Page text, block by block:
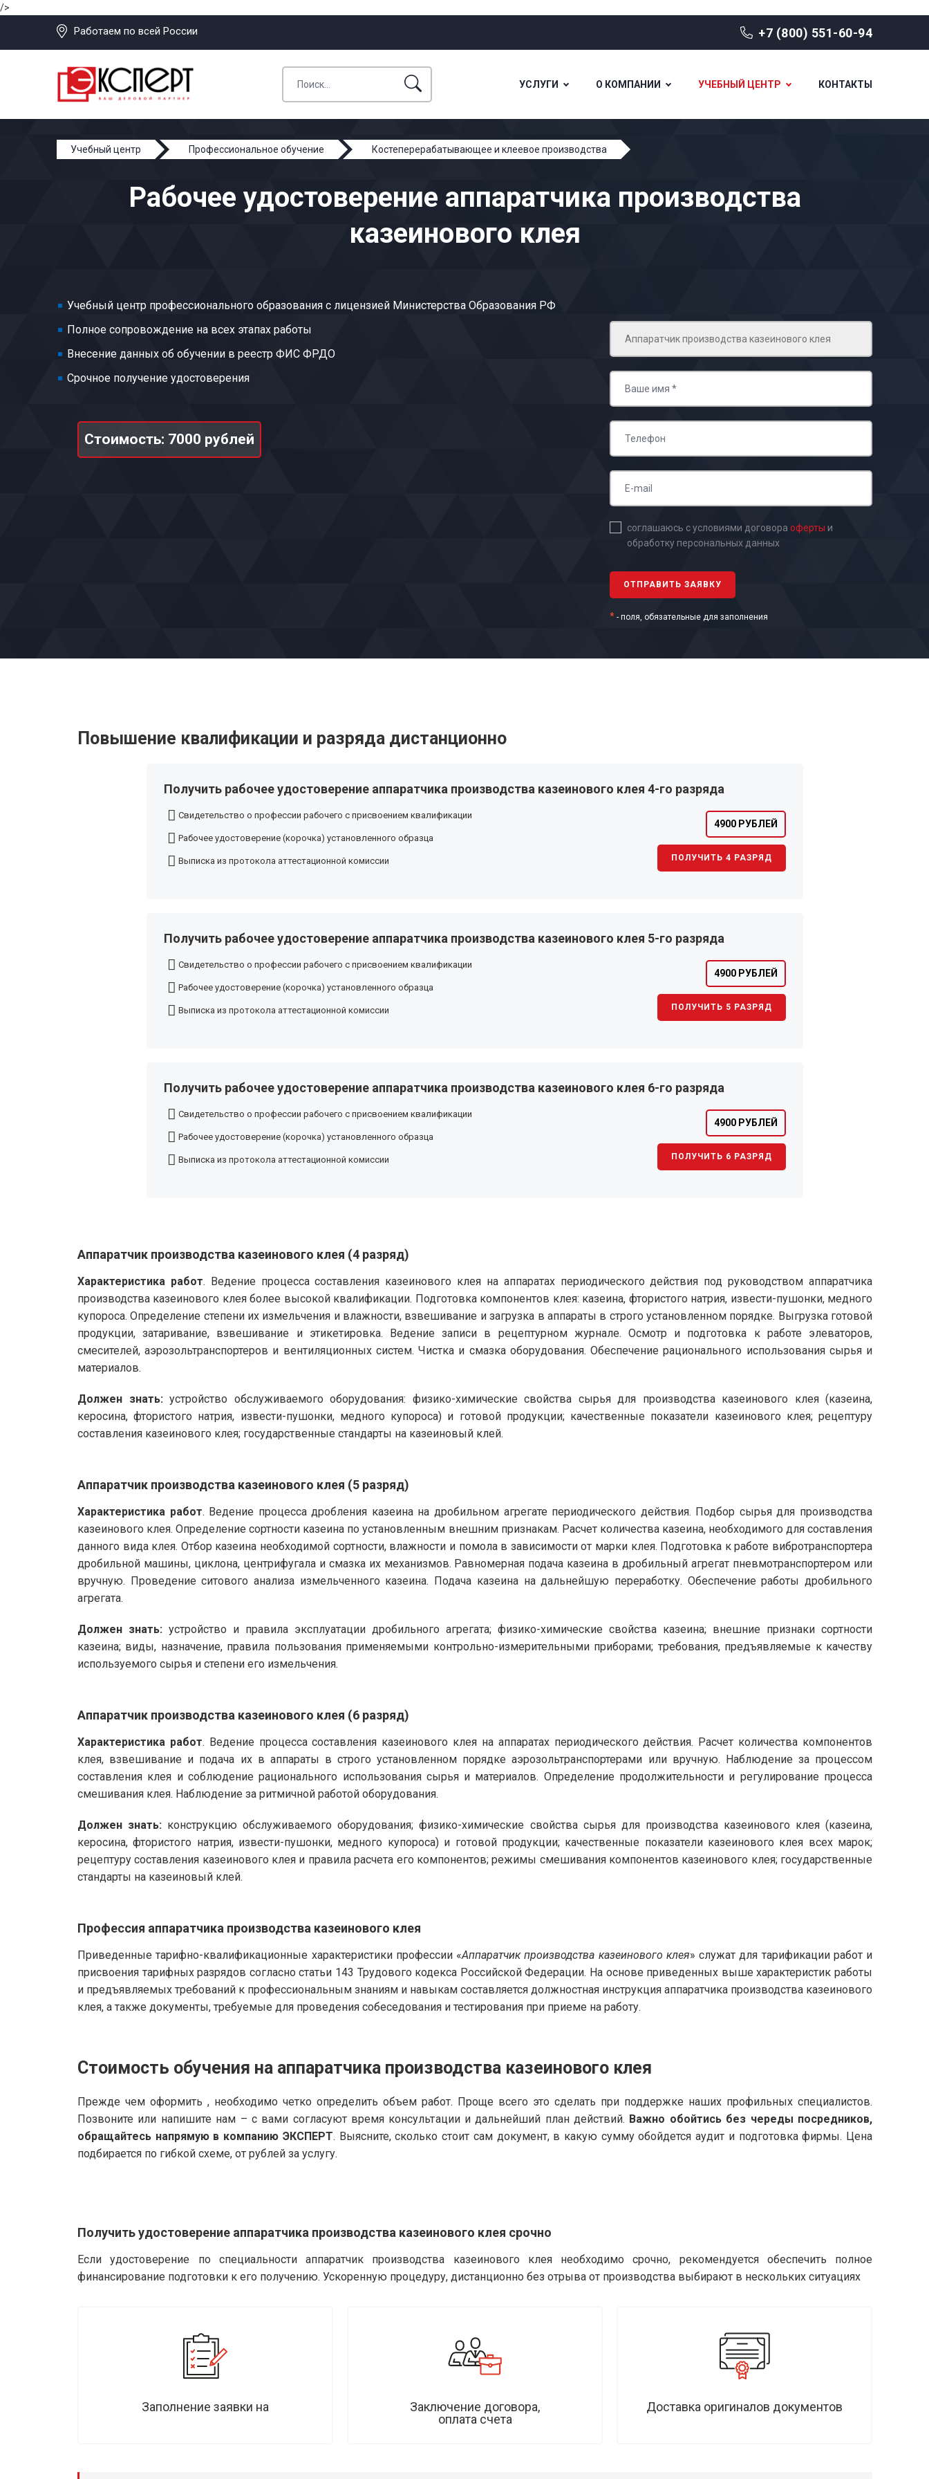
/>
Работаем по всей России +7 (800) 551-60-94
УСЛУГИ О КОМПАНИИ УЧЕБНЫЙ ЦЕНТР КОНТАКТЫ
Учебный центр Профессиональное обучение
Костеперерабатывающее и клеевое производства
Рабочее удостоверение аппаратчика производства
казеинового клея
Учебный центр профессионального образования с лицензией Министерства Образования РФ
Полное сопровождение на всех этапах работы
Внесение данных об обучении в реестр ФИС ФРДО
Срочное получение удостоверения
Стоимость: 7000 рублей
соглашаюсь с условиями договора оферты и
обработку персональных данных
* - поля, обязательные для заполнения
Повышение квалификации и разряда дистанционно
Получить рабочее удостоверение аппаратчика производства казеинового клея 4-го разряда
Свидетельство о профессии рабочего с присвоением квалификации
Рабочее удостоверение (корочка) установленного образца
Выписка из протокола аттестационной комиссии
4900 РУБЛЕЙ
ПОЛУЧИТЬ 4 РАЗРЯД
Получить рабочее удостоверение аппаратчика производства казеинового клея 5-го разряда
Свидетельство о профессии рабочего с присвоением квалификации
Рабочее удостоверение (корочка) установленного образца
Выписка из протокола аттестационной комиссии
4900 РУБЛЕЙ
ПОЛУЧИТЬ 5 РАЗРЯД
Получить рабочее удостоверение аппаратчика производства казеинового клея 6-го разряда
Свидетельство о профессии рабочего с присвоением квалификации
Рабочее удостоверение (корочка) установленного образца
Выписка из протокола аттестационной комиссии
4900 РУБЛЕЙ
ПОЛУЧИТЬ 6 РАЗРЯД
Аппаратчик производства казеинового клея (4 разряд)
Характеристика работ. Ведение процесса составления казеинового клея на аппаратах периодического действия под руководством аппаратчика
производства казеинового клея более высокой квалификации. Подготовка компонентов клея: казеина, фтористого натрия, извести-пушонки, медного
купороса. Определение степени их измельчения и влажности, взвешивание и загрузка в аппараты в строго установленном порядке. Выгрузка готовой
продукции, затаривание, взвешивание и этикетировка. Ведение записи в рецептурном журнале. Осмотр и подготовка к работе элеваторов,
смесителей, аэрозольтранспортеров и вентиляционных систем. Чистка и смазка оборудования. Обеспечение рационального использования сырья и
материалов.
Должен знать:устройство обслуживаемого оборудования: физико-химические свойства сырья для производства казеинового клея (казеина,
керосина, фтористого натрия, извести-пушонки, медного купороса) и готовой продукции; качественные показатели казеинового клея; рецептуру
составления казеинового клея; государственные стандарты на казеиновый клей.
Аппаратчик производства казеинового клея (5 разряд)
Характеристика работ. Ведение процесса дробления казеина на дробильном агрегате периодического действия. Подбор сырья для производства
казеинового клея. Определение сортности казеина по установленным внешним признакам. Расчет количества казеина, необходимого для составления
данного вида клея. Отбор казеина необходимой сортности, влажности и помола в зависимости от марки клея. Подготовка к работе вибротранспортера
дробильной машины, циклона, центрифугала и смазка их механизмов. Равномерная подача казеина в дробильный агрегат пневмотранспортером или
вручную. Проведение ситового анализа измельченного казеина. Подача казеина на дальнейшую переработку. Обеспечение работы дробильного
агрегата.
Должен знать: устройство и правила эксплуатации дробильного агрегата; физико-химические свойства казеина; внешние признаки сортности
казеина; виды, назначение, правила пользования применяемыми контрольно-измерительными приборами; требования, предъявляемые к качеству
используемого сырья и степени его измельчения.
Аппаратчик производства казеинового клея (6 разряд)
Характеристика работ. Ведение процесса составления казеинового клея на аппаратах периодического действия. Расчет количества компонентов
клея, взвешивание и подача их в аппараты в строго установленном порядке аэрозольтранспортерами или вручную. Наблюдение за процессом
составления клея и соблюдение рационального использования сырья и материалов. Определение продолжительности и регулирование процесса
смешивания клея. Наблюдение за ритмичной работой оборудования.
Должен знать: конструкцию обслуживаемого оборудования; физико-химические свойства сырья для производства казеинового клея (казеина,
керосина, фтористого натрия, извести-пушонки, медного купороса) и готовой продукции; качественные показатели казеинового клея всех марок;
рецептуру составления казеинового клея и правила расчета его компонентов; режимы смешивания компонентов казеинового клея; государственные
стандарты на казеиновый клей.
Профессия аппаратчика производства казеинового клея
Приведенные тарифно-квалификационные характеристики профессии «Аппаратчик производства казеинового клея» служат для тарификации работ и
присвоения тарифных разрядов согласно статьи 143 Трудового кодекса Российской Федерации. На основе приведенных выше характеристик работы
и предъявляемых требований к профессиональным знаниям и навыкам составляется должностная инструкция аппаратчика производства казеинового
клея, а также документы, требуемые для проведения собеседования и тестирования при приеме на работу.
Стоимость обучения на аппаратчика производства казеинового клея
Прежде чем оформить , необходимо четко определить объем работ. Проще всего это сделать при поддержке наших профильных специалистов.
Позвоните или напишите нам – с вами согласуют время консультации и дальнейший план действий. Важно обойтись без череды посредников,
обращайтесь напрямую в компанию ЭКСПЕРТ. Выясните, сколько стоит сам документ, в какую сумму обойдется аудит и подготовка фирмы. Цена
подбирается по гибкой схеме, от рублей за услугу.
Получить удостоверение аппаратчика производства казеинового клея срочно
Если удостоверение по специальности аппаратчик производства казеинового клея необходимо срочно, рекомендуется обеспечить полное
финансирование подготовки к его получению. Ускоренную процедуру, дистанционно без отрыва от производства выбирают в нескольких ситуациях
Заполнение заявки на
Заключение договора,
оплата счета
Доставка оригиналов документов